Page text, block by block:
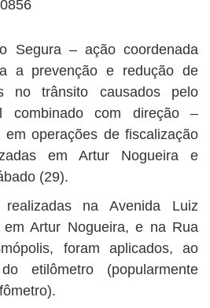
Segura – ação coordenada
a prevenção e redução de
no trânsito causados pelo
combinado com direção –
operações de fiscalização
em Artur Nogueira e
(29).
na Avenida Luiz
em Artur Nogueira, e na Rua
foram aplicados, ao
etilômetro (popularmente